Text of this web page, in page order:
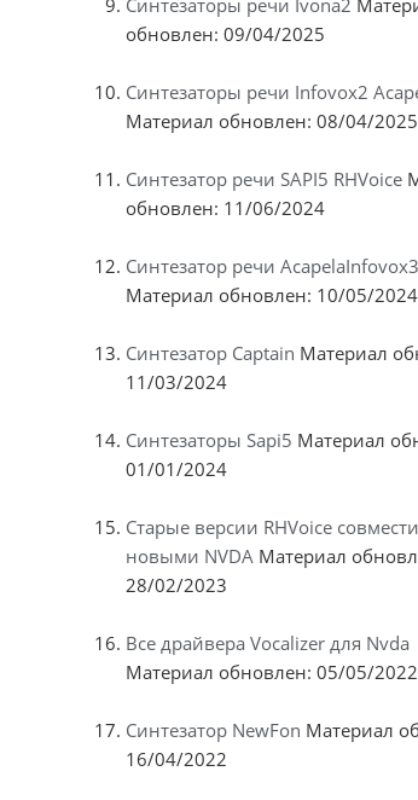
обновлен: 09/04/2025
Синтезаторы речи Infovox2
Материал обновлен: 08/04/2025
Синтезатор речи SAPI5 RHVoice
обновлен: 11/06/2024
Синтезатор речи AcapelaInfovox3
Материал обновлен: 10/05/2024
Синтезатор Captain Материал
11/03/2024
Синтезаторы Sapi5 Материал
01/01/2024
Старые версии RHVoice
новыми NVDA Материал
28/02/2023
Все драйвера Vocalizer для Nvda
Материал обновлен: 05/05/2022
Синтезатор NewFon Материал
16/04/2022